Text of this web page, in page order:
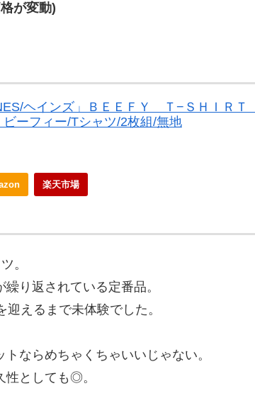
が変動)
ヘインズ」ＢＥＥＦＹ Ｔ−ＳＨＩＲＴ
ーフィー/Tシャツ/2枚組/無地
楽天市場
。
り返されている定番品。
えるまで未体験でした。
ならめちゃくちゃいいじゃない。
性としても◎。